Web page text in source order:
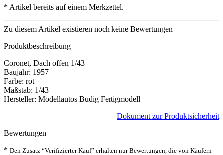
* Artikel bereits auf einem Merkzettel.
Zu diesem Artikel existieren noch keine Bewertungen
Produktbeschreibung
Coronet, Dach offen 1/43
Baujahr: 1957
Farbe: rot
Maßstab: 1/43
Hersteller: Modellautos Budig Fertigmodell
Dokument zur Produktsicherheit
Bewertungen
* Den Zusatz “Verifizierter Kauf” erhalten nur Bewertungen, die von Käufern